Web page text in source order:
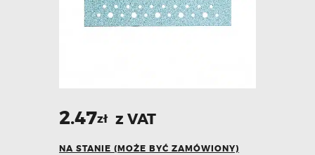
2.47zł z VAT
NA STANIE (MOŻE BYĆ ZAMÓWIONY)